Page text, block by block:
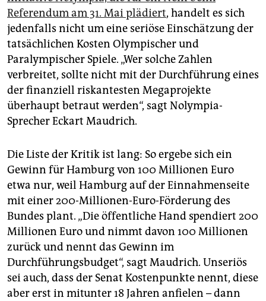
Referendum am 31. Mai plädiert, handelt es sich
jedenfalls nicht um eine seriöse Einschätzung der
tatsächlichen Kosten Olympischer und
Paralympischer Spiele. „Wer solche Zahlen
verbreitet, sollte nicht mit der Durchführung eines
der finanziell riskantesten Megaprojekte
überhaupt betraut werden“, sagt Nolympia-
Sprecher Eckart Maudrich.
Die Liste der Kritik ist lang: So ergebe sich ein
Gewinn für Hamburg von 100 Millionen Euro
etwa nur, weil Hamburg auf der Einnahmenseite
mit einer 200-Millionen-Euro-Förderung des
Bundes plant. „Die öffentliche Hand spendiert 200
Millionen Euro und nimmt davon 100 Millionen
zurück und nennt das Gewinn im
Durchführungsbudget“, sagt Maudrich. Unseriös
sei auch, dass der Senat Kostenpunkte nennt, diese
aber erst in mitunter 18 Jahren anfielen – dann